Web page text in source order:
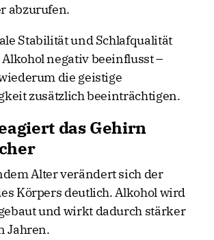
abzurufen.
Stabilität und Schlafqualität
negativ beeinflusst –
die geistige
zusätzlich beeinträchtigen.
das Gehirn
Alter verändert sich der
Körpers deutlich. Alkohol wird
und wirkt dadurch stärker
Jahren.